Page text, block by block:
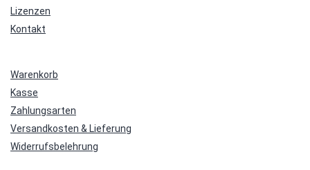
Lizenzen
Kontakt
Warenkorb
Kasse
Zahlungsarten
Versandkosten & Lieferung
Widerrufsbelehrung